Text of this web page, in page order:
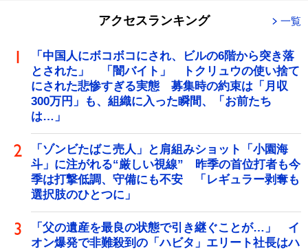
アクセスランキング 一覧
「中国人にボコボコにされ、ビルの6階から突き落
とされた」 「闇バイト」 トクリュウの使い捨て
にされた悲惨すぎる実態 募集時の約束は「月収
300万円」も、組織に入った瞬間、「お前たち
は…」
「ゾンビたばこ売人」と肩組みショット「小園海
斗」に注がれる“厳しい視線” 昨季の首位打者も今
季は打撃低調、守備にも不安 「レギュラー剥奪も
選択肢のひとつに」
「父の遺産を最良の状態で引き継ぐことが…」 イ
オン爆発で非難殺到の「ハビタ」エリート社長はハ